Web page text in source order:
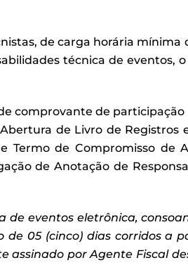
de carga horária mínima
técnica de eventos,
comprovante de
de Livro de Registros
Termo de Compromisso de
de Anotação de
de eventos eletrônica,
de 05 (cinco) dias corridos a
assinado por Agente Fiscal